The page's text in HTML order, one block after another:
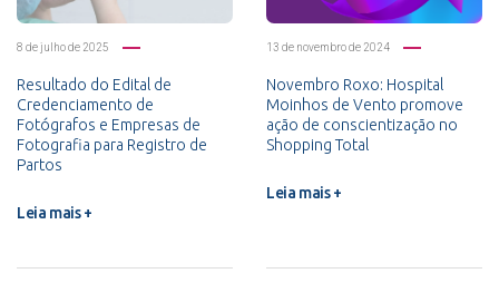
8 de julho de 2025
Resultado do Edital de
Credenciamento de
Fotógrafos e Empresas de
Fotografia para Registro de
Partos
Leia mais +
13 de novembro de 2024
Novembro Roxo: Hospital
Moinhos de Vento promove
ação de conscientização no
Shopping Total
Leia mais +